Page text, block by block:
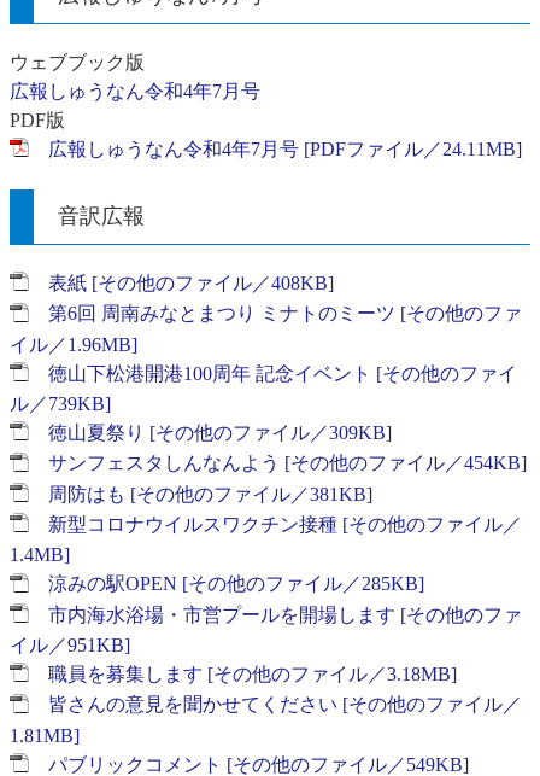
ウェブブック版
広報しゅうなん令和4年7月号
PDF版
広報しゅうなん令和4年7月号 [PDFファイル／24.11MB]
音訳広報
表紙 [その他のファイル／408KB]
第6回 周南みなとまつり ミナトのミーツ [その他のファ
イル／1.96MB]
徳山下松港開港100周年 記念イベント [その他のファイ
ル／739KB]
徳山夏祭り [その他のファイル／309KB]
サンフェスタしんなんよう [その他のファイル／454KB]
周防はも [その他のファイル／381KB]
新型コロナウイルスワクチン接種 [その他のファイル／
1.4MB]
涼みの駅OPEN [その他のファイル／285KB]
市内海水浴場・市営プールを開場します [その他のファ
イル／951KB]
職員を募集します [その他のファイル／3.18MB]
皆さんの意見を聞かせてください [その他のファイル／
1.81MB]
パブリックコメント [その他のファイル／549KB]